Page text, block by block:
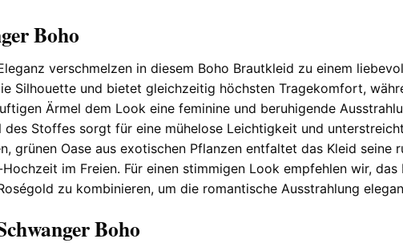
Boho
verschmelzen in diesem Boho Brautkleid zu einem
Silhouette und bietet gleichzeitig höchsten Tragekomfort,
Ärmel dem Look eine feminine und beruhigende
des Stoffes sorgt für eine mühelose Leichtigkeit und
grünen Oase aus exotischen Pflanzen entfaltet das Kleid seine
im Freien. Für einen stimmigen Look empfehlen wir,
zu kombinieren, um die romantische Ausstrahlung
Boho